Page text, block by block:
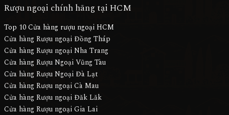
Rượu ngoại chính hãng tại HCM
Top 10 Cửa hàng rượu ngoại HCM
Cửa hàng Rượu ngoại Đồng Tháp
Cửa hàng Rượu ngoại Nha Trang
Cửa hàng Rượu Ngoại Vũng Tàu
Cửa hàng Rượu Ngoại Đà Lạt
Cửa hàng Rượu ngoại Cà Mau
Cửa hàng Rượu ngoại Đăk Lăk
Cửa hàng Rượu ngoại Gia Lai